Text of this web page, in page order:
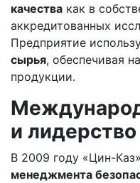
качества как в
аккредитованных
Предприятие
сырья, обеспечивая
продукции.
и
В 2009 году «Цин-
менеджмента